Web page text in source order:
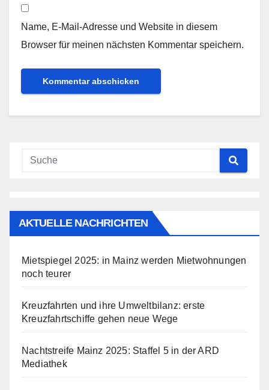
Name, E-Mail-Adresse und Website in diesem
Browser für meinen nächsten Kommentar speichern.
AKTUELLE NACHRICHTEN
Mietspiegel 2025: in Mainz werden Mietwohnungen
noch teurer
Kreuzfahrten und ihre Umweltbilanz: erste
Kreuzfahrtschiffe gehen neue Wege
Nachtstreife Mainz 2025: Staffel 5 in der ARD
Mediathek